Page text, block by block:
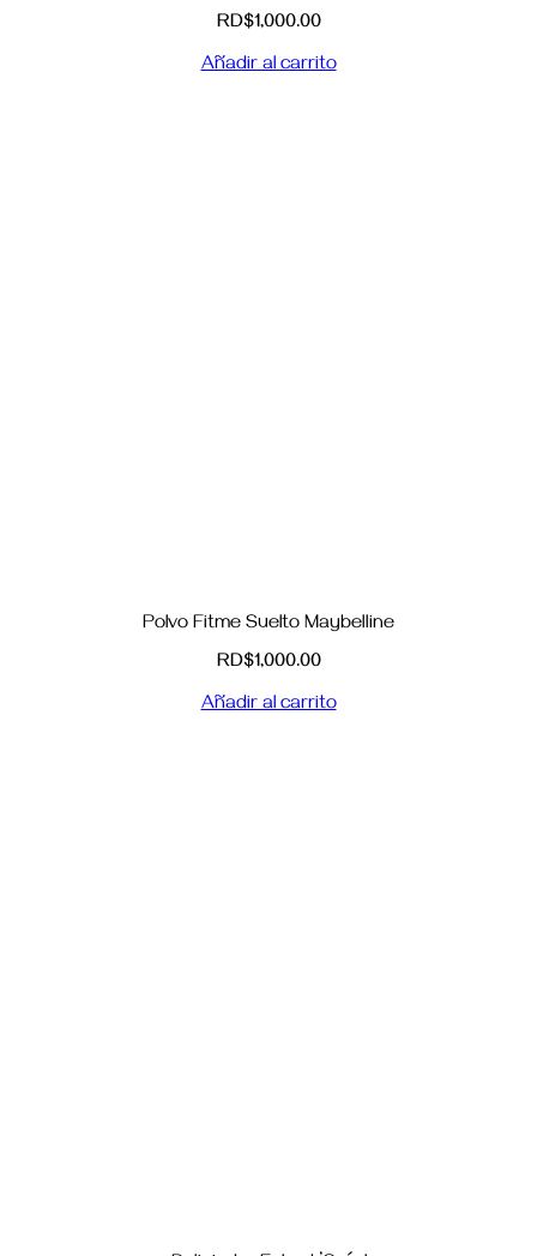
RD$1,000.00
Añadir al carrito
Polvo Fitme Suelto Maybelline
RD$1,000.00
Añadir al carrito